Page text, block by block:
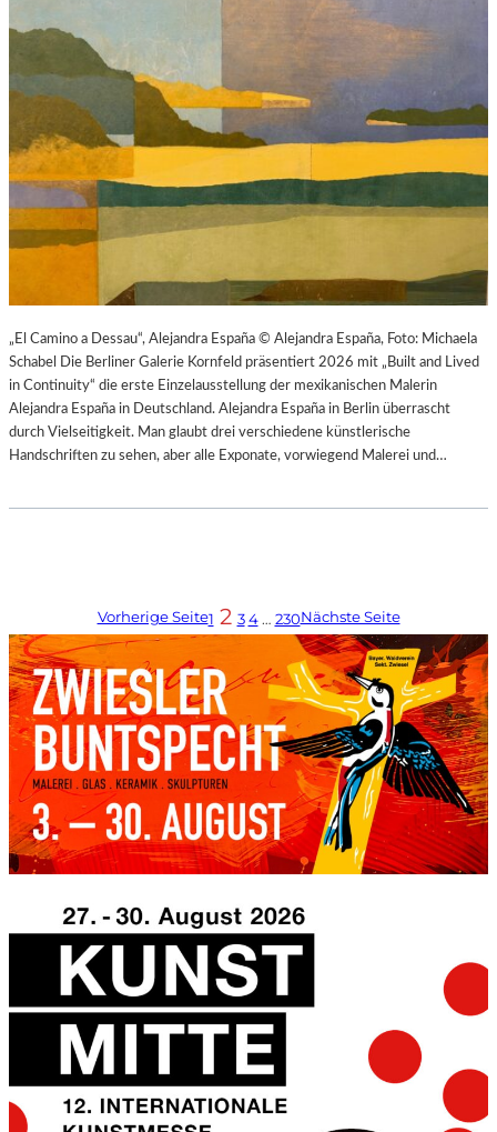
„El Camino a Dessau“, Alejandra España © Alejandra España, Foto: Michaela
Schabel Die Berliner Galerie Kornfeld präsentiert 2026 mit „Built and Lived
in Continuity“ die erste Einzelausstellung der mexikanischen Malerin
Alejandra España in Deutschland. Alejandra España in Berlin überrascht
durch Vielseitigkeit. Man glaubt drei verschiedene künstlerische
Handschriften zu sehen, aber alle Exponate, vorwiegend Malerei und…
Vorherige Seite1 2 3 4 … 230Nächste Seite